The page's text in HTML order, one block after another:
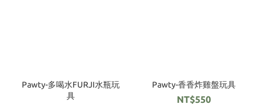
Pawty-多喝水FURJI水瓶玩
具
Pawty-香香炸雞盤玩具
NT$550